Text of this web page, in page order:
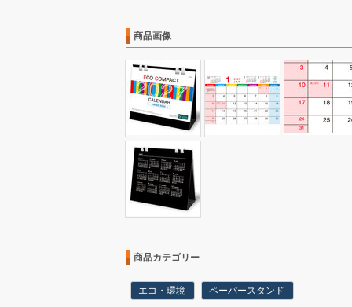
商品画像
商品カテゴリー
エコ・環境 ペーパースタンド